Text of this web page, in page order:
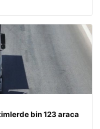
bin 123 araca